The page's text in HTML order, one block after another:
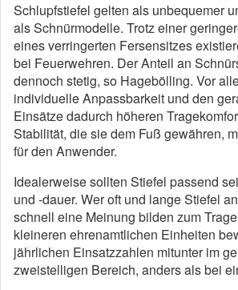
Schlupfstiefel gelten als unbequemer
als Schnürmodelle. Trotz einer
eines verringerten Fersensitzes
bei Feuerwehren. Der Anteil an
dennoch stetig, so Hagebölling. Vor
individuelle Anpassbarkeit und den
Einsätze dadurch höheren
Stabilität, die sie dem Fuß gewähren,
für den Anwender.
Idealerweise sollten Stiefel passend
und -dauer. Wer oft und lange Stiefel
schnell eine Meinung bilden zum
kleineren ehrenamtlichen Einheiten
jährlichen Einsatzzahlen mitunter im
zweistelligen Bereich, anders als bei